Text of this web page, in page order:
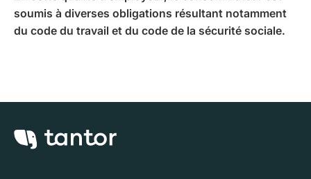
soumis à diverses obligations résultant notamment
du code du travail et du code de la sécurité sociale.